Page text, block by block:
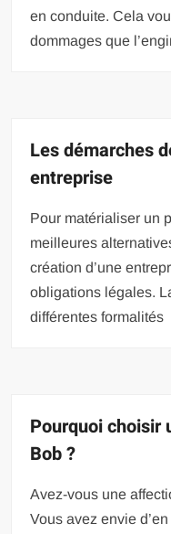
en conduite. Cela
dommages que
Les démarches
entreprise
Pour matérialiser un
meilleures
création d’une
obligations légales.
différentes formalités
Pourquoi choisir
Bob ?
Avez-vous une
Vous avez envie